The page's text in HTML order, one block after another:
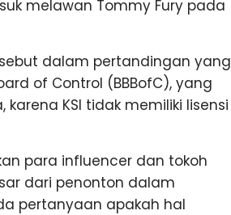
melawan Tommy Fury pada
dalam pertandingan yang
of Control (BBBofC), yang
KSI tidak memiliki lisensi
para influencer dan tokoh
dari penonton dalam
pertanyaan apakah hal